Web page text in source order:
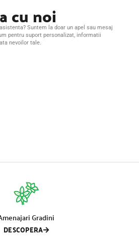
cu noi
Suntem la doar un apel sau mesaj
pentru suport personalizat, informatii
nevoilor tale.
Gradini
DESCOPERA